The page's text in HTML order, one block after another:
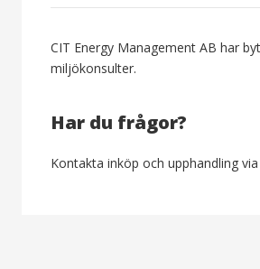
CIT Energy Management AB har
miljökonsulter.
Har du frågor?
Kontakta inköp och upphandling via